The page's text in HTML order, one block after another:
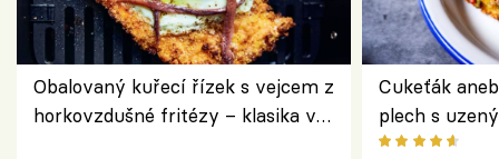
Obalovaný kuřecí řízek s vejcem z
horkovzdušné fritézy – klasika v
Cukeťák
plech s
způsob, jak